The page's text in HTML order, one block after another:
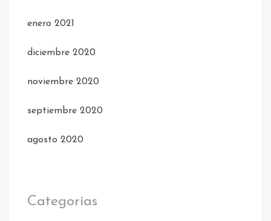
enero 2021
diciembre 2020
noviembre 2020
septiembre 2020
agosto 2020
Categorías